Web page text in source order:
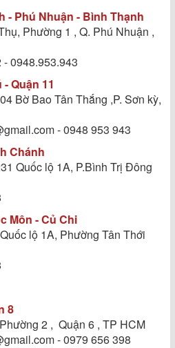
- Phú Nhuận - Bình Thạnh
Phường 1 , Q. Phú Nhuận ,
0948.953.943
Quận 11
Bờ Bao Tân Thắng ,P. Sơn kỳ,
- 0948 953 943
Chánh
Quốc lộ 1A, P.Bình Trị Đông
Môn - Củ Chi
lộ 1A, Phường Tân Thới
8
2 , Quận 6 , TP HCM
- 0979 656 398